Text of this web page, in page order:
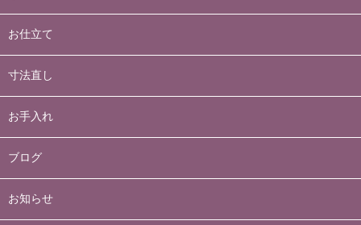
お仕立て
寸法直し
お手入れ
ブログ
お知らせ